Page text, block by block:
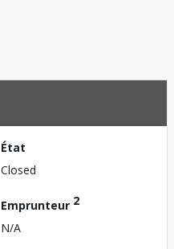
État
Closed
Emprunteur 2
N/A